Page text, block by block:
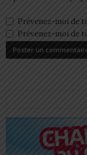
Prévenez-moi de
Prévenez-moi de